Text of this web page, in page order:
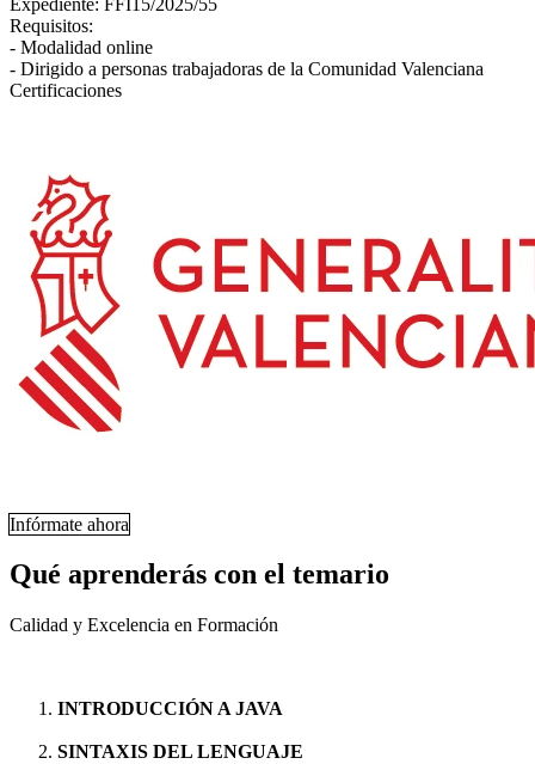
Requisitos:
- Modalidad online
- Dirigido a personas trabajadoras de la Comunidad Valenciana
Certificaciones
Infórmate ahora
Qué aprenderás con el temario
Calidad y Excelencia en Formación
INTRODUCCIÓN A JAVA
SINTAXIS DEL LENGUAJE